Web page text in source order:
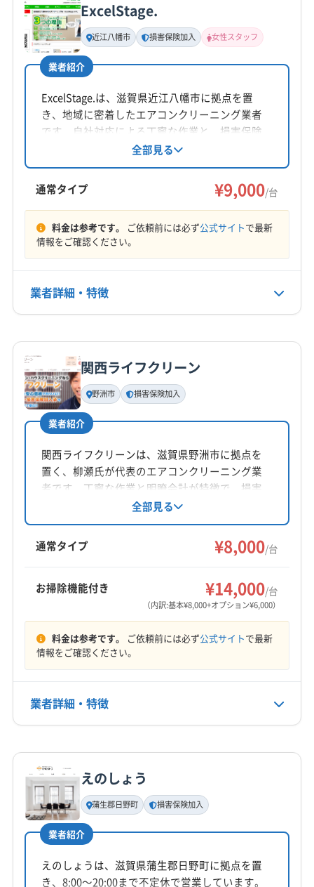
基本情報
代表者名
浅野世史実
所在地
愛知県稲沢市儀長3-117
対応地域
守山市 大津市
東近江市
米原市 (三重県) いなべ市
(三重県) 桑名市
(三重県) 四日市市
(岐阜県) 羽島郡笠松町
(岐阜県) 羽島郡岐南町
(岐阜県) 羽島市
(岐阜県) 可児市
(岐阜県) 揖斐郡池田町
(岐阜県) 揖斐郡揖斐川町
(岐阜県) 養老郡養老町
(愛知県) あま市
(愛知県) 愛西市
(愛知県) 愛知郡東郷町
(愛知県) 一宮市
(愛知県) 稲沢市
(愛知県) 岡崎市
(愛知県) 海部郡蟹江町
(愛知県) 海部郡大治町
(愛知県) 岩倉市
(愛知県) 犬山市
(愛知県) 江南市
(愛知県) 高浜市
(愛知県) 春日井市
(愛知県) 小牧市
(愛知県) 瀬戸市
(愛知県) 大府市
(愛知県) 知立市
(愛知県) 半田市
(愛知県) 尾張旭市
(愛知県) 碧南市
(愛知県) 豊橋市
(愛知県) 豊川市
(愛知県) 豊田市
(愛知県) 豊明市
(愛知県) 北名古屋市
(愛知県) 名古屋市港区
(愛知県) 名古屋市西区
(愛知県) 名古屋市東区
(愛知県) 名古屋市南区
(愛知県) 名古屋市熱田区
(愛知県) 名古屋市北区
(愛知県) 名古屋市名東区
(愛知県) 名古屋市緑区
(愛知県) 弥富市
もっと見る
営業時間
定休日
なし
電話番号
0120-56-3388
公式HP
公式サイトを見る
ExcelStage.
近江八幡市 損害保険加入 女性スタッフ
業者紹介
ExcelStage.は、滋賀県近江八幡市に拠点を置
き、地域に密着したエアコンクリーニング業者
です。自社対応による丁寧な作業と、損害保険
加入による安心感が魅力。女性スタッフ同行や
営業時間外の相談も可能です。防カビ・抗菌コ
ーティングにも対応し、顧客の快適な暮らしを
サポートします。
全部見る
通常タイプ ¥9,000/台
料金は参考です。 ご依頼前には必ず公式サイトで最新
情報をご確認ください。
業者詳細・特徴
基本情報
代表者名
大西喜代一
所在地
滋賀県近江八幡市江頭町433-6
対応地域
栗東市 湖南市
守山市
草津市 大津市 長浜市 東近江市
米原市
野洲市
愛知郡愛荘町
蒲生郡竜王町
8:30〜19:00
定休日
電話番号
公式HP
公式サイトを見る
関西ライフクリーン
野洲市 損害保険加入
業者紹介
関西ライフクリーンは、滋賀県野洲市に拠点を
置く、柳瀬氏が代表のエアコンクリーニング業
者です。丁寧な作業と明瞭会計が特徴で、損害
保険にも加入済み。基本料金8000円からで、お
掃除機能付きエアコンや室外機洗浄などのオプ
ションも充実。8時〜18時まで、不定休で営業し
ています。土日祝日も対応可能で、防カビ・抗
全部見る
通常タイプ ¥8,000/台
お掃除機能付き ¥14,000/台
（内訳:基本¥8,000+オプション¥6,000）
料金は参考です。 ご依頼前には必ず公式サイトで最新
情報をご確認ください。
業者詳細・特徴
基本情報
代表者名
柳瀬
所在地
滋賀県野洲市
えのしょう
蒲生郡日野町 損害保険加入
業者紹介
えのしょうは、滋賀県蒲生郡日野町に拠点を置
き、8:00〜20:00まで不定休で営業しています。